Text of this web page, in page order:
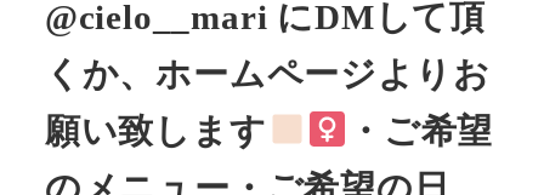
@cielo__mari にDMして頂
くか、ホームページよりお
願い致します
・ご希望